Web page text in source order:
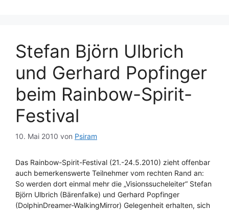
Stefan Björn Ulbrich
und Gerhard Popfinger
beim Rainbow-Spirit-
Festival
10. Mai 2010 von Psiram
Das Rainbow-Spirit-Festival (21.-24.5.2010) zieht offenbar
auch bemerkenswerte Teilnehmer vom rechten Rand an:
So werden dort einmal mehr die „Visionssucheleiter“ Stefan
Björn Ulbrich (Bärenfalke) und Gerhard Popfinger
(DolphinDreamer-WalkingMirror) Gelegenheit erhalten, sich